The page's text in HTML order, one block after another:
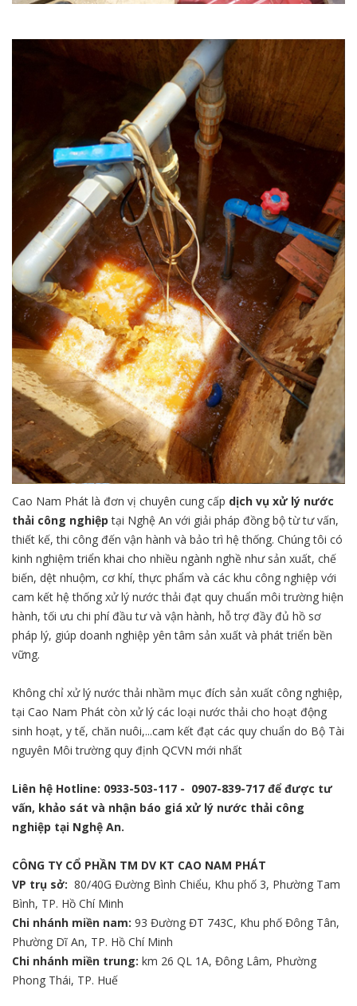
Cao Nam Phát là đơn vị chuyên cung cấp dịch vụ xử lý nước
thải công nghiệp tại Nghệ An với giải pháp đồng bộ từ tư vấn,
thiết kế, thi công đến vận hành và bảo trì hệ thống. Chúng tôi có
kinh nghiệm triển khai cho nhiều ngành nghề như sản xuất, chế
biến, dệt nhuộm, cơ khí, thực phẩm và các khu công nghiệp với
cam kết hệ thống xử lý nước thải đạt quy chuẩn môi trường hiện
hành, tối ưu chi phí đầu tư và vận hành, hỗ trợ đầy đủ hồ sơ
pháp lý, giúp doanh nghiệp yên tâm sản xuất và phát triển bền
vững.
Không chỉ xử lý nước thải nhầm mục đích sản xuất công nghiệp,
tại Cao Nam Phát còn xử lý các loại nước thải cho hoạt động
sinh hoạt, y tế, chăn nuôi,...cam kết đạt các quy chuẩn do Bộ Tài
nguyên Môi trường quy định QCVN mới nhất
Liên hệ Hotline: 0933-503-117 - 0907-839-717 để được tư
vấn, khảo sát và nhận báo giá xử lý nước thải công
nghiệp tại Nghệ An.
CÔNG TY CỔ PHẦN TM DV KT CAO NAM PHÁT
VP trụ sở: 80/40G Đường Bình Chiểu, Khu phố 3, Phường Tam
Bình, TP. Hồ Chí Minh
Chi nhánh miền nam: 93 Đường ĐT 743C, Khu phố Đông Tân,
Phường Dĩ An, TP. Hồ Chí Minh
Chi nhánh miền trung: km 26 QL 1A, Đông Lâm, Phường
Phong Thái, TP. Huế